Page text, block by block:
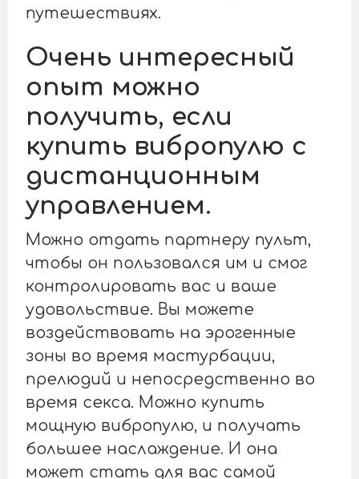
путешествиях.
Очень интересный
опыт можно
получить, если
купить вибропулю с
дистанционным
управлением.
Можно отдать партнеру пульт,
чтобы он пользовался им и смог
контролировать вас и ваше
удовольствие. Вы можете
воздействовать на эрогенные
зоны во время мастурбации,
прелюдий и непосредственно во
время секса. Можно купить
мощную вибропулю, и получать
большее наслаждение. И она
может стать для вас самой